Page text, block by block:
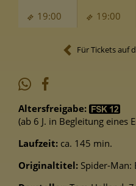
19:00
19:00
Für Tickets auf
Altersfreigabe:
(ab 6 J. in Begleitung eines
Laufzeit: ca. 145 min.
Originaltitel: Spider-Man: